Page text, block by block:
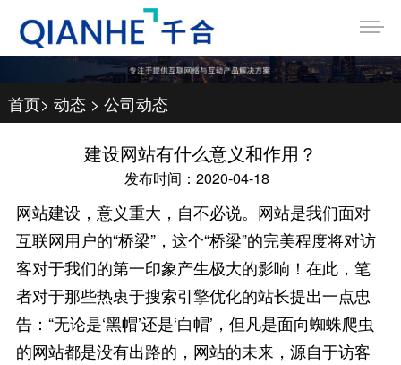
首页> 动态 > 公司动态
建设网站有什么意义和作用？
发布时间：2020-04-18
网站建设，意义重大，自不必说。网站是我们面对
互联网用户的“桥梁”，这个“桥梁”的完美程度将对访
客对于我们的第一印象产生极大的影响！在此，笔
者对于那些热衷于搜索引擎优化的站长提出一点忠
告：“无论是‘黑帽’还是‘白帽’，但凡是面向蜘蛛爬虫
的网站都是没有出路的，网站的未来，源自于访客